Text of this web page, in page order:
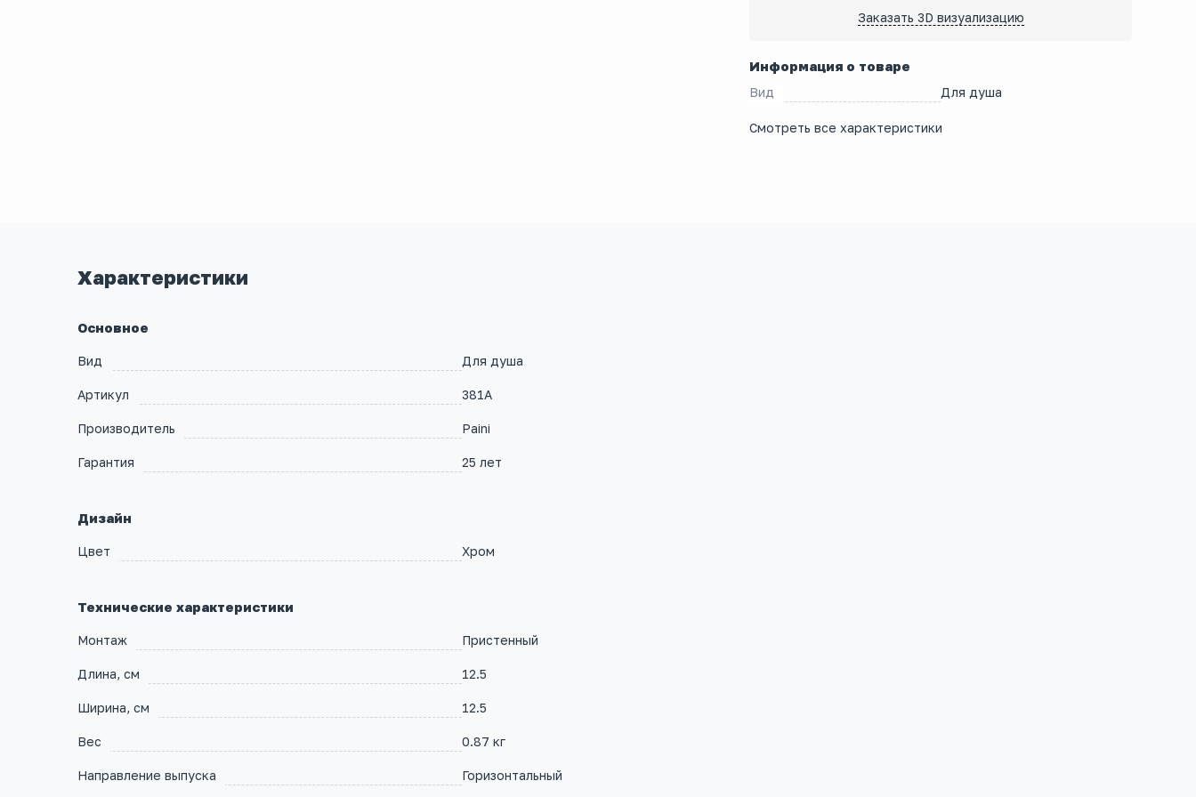
Заказать 3D визуализацию
Информация о товаре
Вид Для душа
Смотреть все характеристики
Характеристики
Основное
Вид Для душа
Артикул 381A
Производитель Paini
Гарантия 25 лет
Дизайн
Цвет Хром
Технические характеристики
Монтаж Пристенный
Длина, см 12.5
Ширина, см 12.5
Вес 0.87 кг
Направление выпуска Горизонтальный